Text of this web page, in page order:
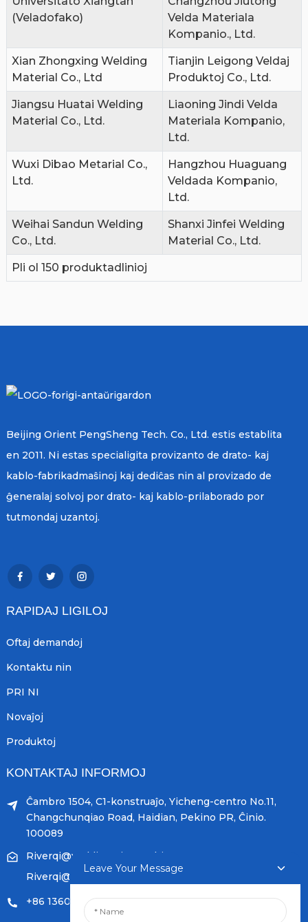
(Veladofako)
Velda Materiala
Kompanio., Ltd.
Xian Zhongxing Welding
Material Co., Ltd
Tianjin Leigong Veldaj
Produktoj Co., Ltd.
Jiangsu Huatai Welding
Material Co., Ltd.
Liaoning Jindi Velda
Materiala Kompanio,
Ltd.
Wuxi Dibao Metarial Co.,
Ltd.
Hangzhou Huaguang
Veldada Kompanio,
Ltd.
Weihai Sandun Welding
Co., Ltd.
Shanxi Jinfei Welding
Material Co., Ltd.
Pli ol 150 produktadlinioj
Beijing Orient PengSheng Tech. Co., Ltd. estis establita
en 2011. Ni estas specialigita provizanto de drato- kaj
kablo-fabrikadmaŝinoj kaj dediĉas nin al provizado de
ĝeneralaj solvoj por drato- kaj kablo-prilaborado por
tutmondaj uzantoj.
RAPIDAJ LIGILOJ
Oftaj demandoj
Kontaktu nin
PRI NI
Novaĵoj
Produktoj
KONTAKTAJ INFORMOJ
Ĉambro 1504, C1-konstruaĵo, Yicheng-centro No.11,
Changchunqiao Road, Haidian, Pekino PR, Ĉinio.
100089
Riverqi@weldingwiremachine.com
Riverqi@vip.126.com
+86 13601249252
Leave Your Message